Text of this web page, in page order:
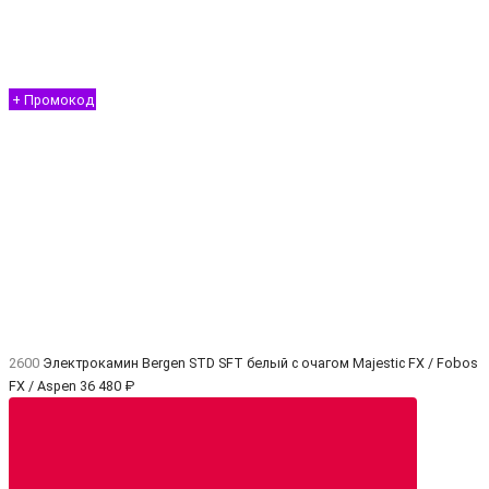
+ Промокод
2600 Электрокамин Bergen STD SFT белый с очагом Majestic FX / Fobos
FX / Aspen 36 480 ₽